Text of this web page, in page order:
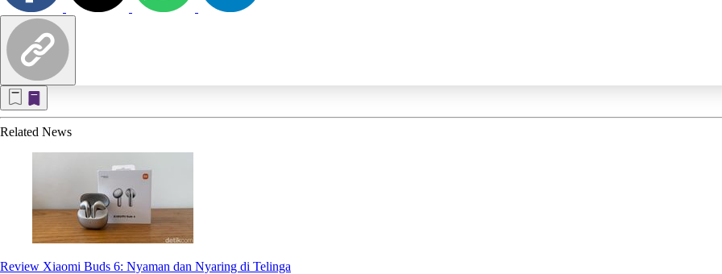
Related News
Review Xiaomi Buds 6: Nyaman dan Nyaring di Telinga